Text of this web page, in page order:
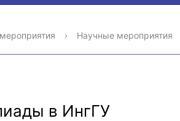
› Научные мероприятия
в ИнгГУ